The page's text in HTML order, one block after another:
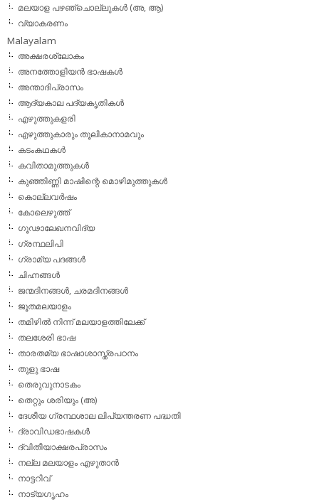
മലയാള പഴഞ്ചൊല്ലുകൾ (അ, ആ)
വ്യാകരണം
Malayalam
അക്ഷരശ്ലോകം
അനത്തോളിയന്‍ ഭാഷകള്‍
അന്താദിപ്രാസം
ആദ്യകാല പദ്യകൃതികള്‍
എഴുത്തുകളരി
എഴുത്തുകാരും തൂലികാനാമവും
കടംകഥകള്‍
കവിതാമുത്തുകള്‍
കുഞ്ഞിണ്ണി മാഷിന്റെ മൊഴിമുത്തുകള്‍
കൊല്ലവര്‍ഷം
കോലെഴുത്ത്
ഗൂഢാലേഖനവിദ്യ
ഗ്രന്ഥലിപി
ഗ്രാമ്യ പദങ്ങള്‍
ചിഹ്നങ്ങള്‍
ജന്മദിനങ്ങള്‍, ചരമദിനങ്ങള്‍
ജൂതമലയാളം
തമിഴില്‍ നിന്ന് മലയാളത്തിലേക്ക്
തലശേരി ഭാഷ
താരതമ്യ ഭാഷാശാസ്ത്രപഠനം
തുളു ഭാഷ
തെരുവുനാടകം
തെറ്റും ശരിയും (അ)
ദേശീയ ഗ്രന്ഥശാല ലിപ്യന്തരണ പദ്ധതി
ദ്രാവിഡഭാഷകള്‍
ദ്വിതീയാക്ഷരപ്രാസം
നല്ല മലയാളം എഴുതാന്‍
നാട്ടറിവ്
നാട്യഗൃഹം